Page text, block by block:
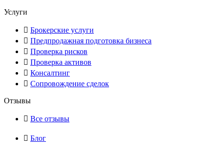
Услуги
Брокерские услуги
Предпродажная подготовка бизнеса
Проверка рисков
Проверка активов
Консалтинг
Сопровождение сделок
Отзывы
Все отзывы
Блог